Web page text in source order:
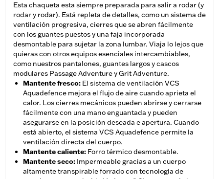
Esta chaqueta esta siempre preparada para salir a rodar (y
rodar y rodar). Está repleta de detalles, como un sistema de
ventilación progresiva, cierres que se abren fácilmente
con los guantes puestos y una faja incorporada
desmontable para sujetar la zona lumbar. Viaja lo lejos que
quieras con otros equipos esenciales intercambiables,
como nuestros pantalones, guantes largos y cascos
modulares Passage Adventure y Grit Adventure.
Mantente fresco: El sistema de ventilación VCS
Aquadefence mejora el flujo de aire cuando aprieta el
calor. Los cierres mecánicos pueden abrirse y cerrarse
fácilmente con una mano enguantada y pueden
asegurarse en la posición deseada e apertura. Cuando
está abierto, el sistema VCS Aquadefence permite la
ventilación directa del cuerpo.
Mantente caliente: Forro térmico desmontable.
Mantente seco: Impermeable gracias a un cuerpo
altamente transpirable forrado con tecnología de